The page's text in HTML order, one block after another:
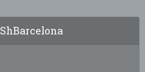
ShBarcelona